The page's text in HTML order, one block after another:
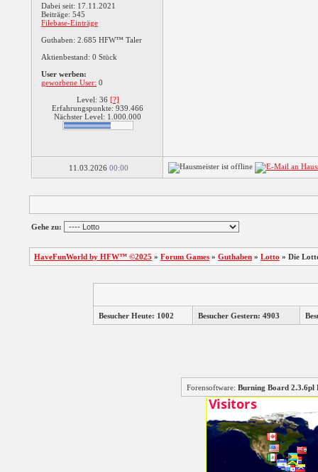
Dabei seit: 17.11.2021
Beiträge: 545
Filebase-Einträge
Guthaben: 2.685 HFW™ Taler
Aktienbestand: 0 Stück
User werben:
geworbene User: 0
Level: 36 [?]
Erfahrungspunkte: 939.466
Nächster Level: 1.000.000
11.03.2026 00:00
Gehe zu:
HaveFunWorld by HFW™ ©2025 » Forum Games » Guthaben » Lotto » Die
Besucher Heute: 1002 Besucher Gestern: 4903
Forensoftware: Burning Board